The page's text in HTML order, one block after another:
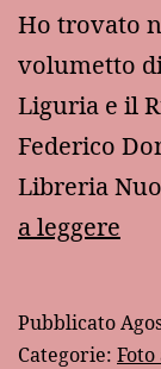
Ho trovato
volumetto
Liguria e il
Federico
Libreria
a leggere
il
Pubblicato
Categorie: